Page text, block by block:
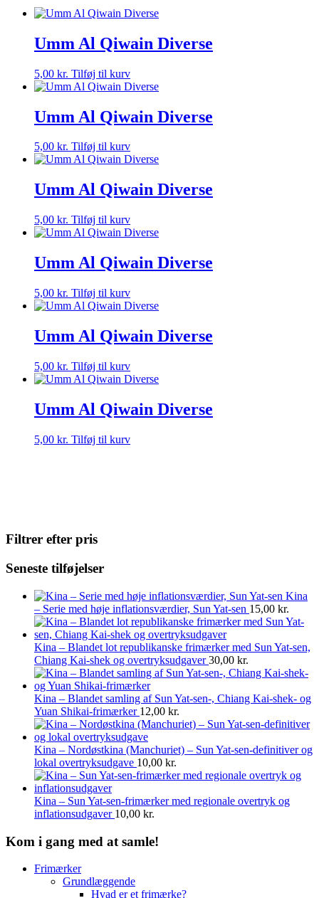
Umm Al Qiwain Diverse
5,00 kr. Tilføj til kurv
Umm Al Qiwain Diverse
5,00 kr. Tilføj til kurv
Umm Al Qiwain Diverse
5,00 kr. Tilføj til kurv
Umm Al Qiwain Diverse
5,00 kr. Tilføj til kurv
Umm Al Qiwain Diverse
5,00 kr. Tilføj til kurv
Umm Al Qiwain Diverse
5,00 kr. Tilføj til kurv
Filtrer efter pris
Seneste tilføjelser
Kina
– Serie med høje inflationsværdier, Sun Yat-sen 15,00 kr.
Kina – Blandet lot republikanske frimærker med Sun Yat-sen,
Chiang Kai-shek og overtryksudgaver 30,00 kr.
Kina – Blandet samling af Sun Yat-sen-, Chiang Kai-shek- og
Yuan Shikai-frimærker 12,00 kr.
Kina – Nordøstkina (Manchuriet) – Sun Yat-sen-definitiver og
lokal overtryksudgave 10,00 kr.
Kina – Sun Yat-sen-frimærker med regionale overtryk og
inflationsudgaver 10,00 kr.
Kom i gang med at samle!
Frimærker
Grundlæggende
Hvad er et frimærke?